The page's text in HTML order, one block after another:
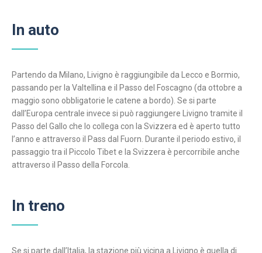
In auto
Partendo da Milano, Livigno è raggiungibile da Lecco e Bormio,
passando per la Valtellina e il Passo del Foscagno (da ottobre a
maggio sono obbligatorie le catene a bordo). Se si parte
dall’Europa centrale invece si può raggiungere Livigno tramite il
Passo del Gallo che lo collega con la Svizzera ed è aperto tutto
l’anno e attraverso il Pass dal Fuorn. Durante il periodo estivo, il
passaggio tra il Piccolo Tibet e la Svizzera è percorribile anche
attraverso il Passo della Forcola.
In treno
Se si parte dall’Italia, la stazione più vicina a Livigno è quella di